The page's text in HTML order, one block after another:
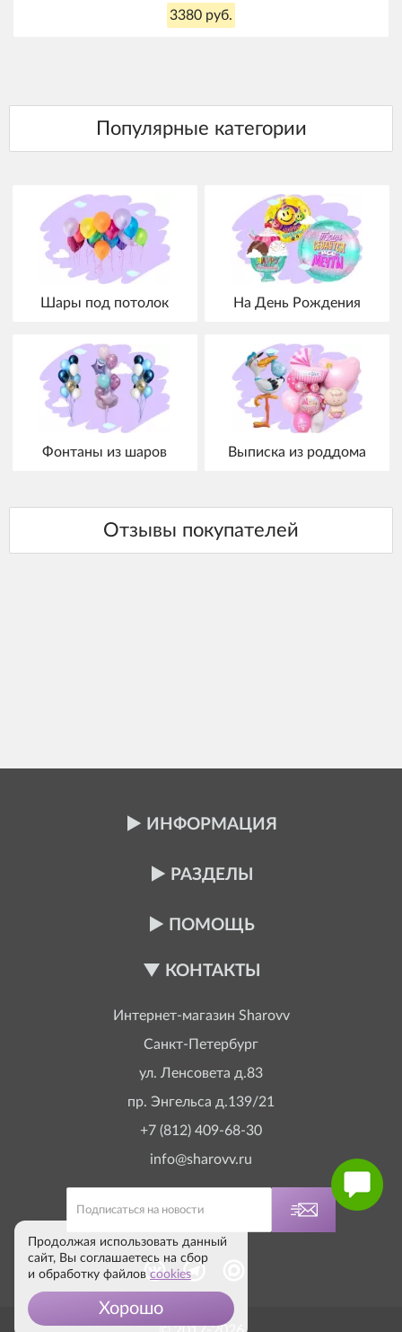
3380 руб.
Шары под потолок На День Рождения
Фонтаны из шаров Выписка из роддома
ИНФОРМАЦИЯ
РАЗДЕЛЫ
ПОМОЩЬ
КОНТАКТЫ
Интернет-магазин Sharovv
Санкт-Петербург
ул. Ленсовета д.83
пр. Энгельса д.139/21
+7 (812) 409-68-30
info@sharovv.ru
Продолжая использовать данный
сайт, Вы соглашаетесь на сбор
и обработку файлов cookies
Хорошо